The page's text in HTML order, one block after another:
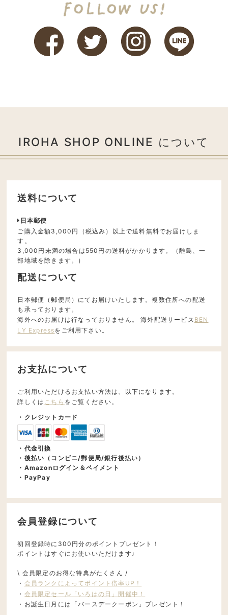
IROHA SHOP ONLINE について
送料について
日本郵便
ご購入金額3,000円（税込み）以上で送料無料でお届けしま
す。
3,000円未満の場合は550円の送料がかかります。（離島、一
部地域を除きます。）
配送について
日本郵便（郵便局）にてお届けいたします。複数住所への配送
も承っております。
海外へのお届けは行なっておりません。 海外配送サービス BEN
LY Expressをご利用下さい。
お支払について
ご利用いただけるお支払い方法は、以下になります。
詳しくは こちら をご覧ください。
・クレジットカード
・代金引換
・後払い（コンビニ/郵便局/銀行後払い）
・Amazonログイン＆ペイメント
・PayPay
会員登録について
初回登録時に300円分のポイントプレゼント！
ポイントはすぐにお使いいただけます♩
\ 会員限定のお得な特典がたくさん /
・ 会員ランクによってポイント倍率UP！
・ 会員限定セール「いろはの日」開催中！
・お誕生日月には「バースデークーポン」プレゼント！